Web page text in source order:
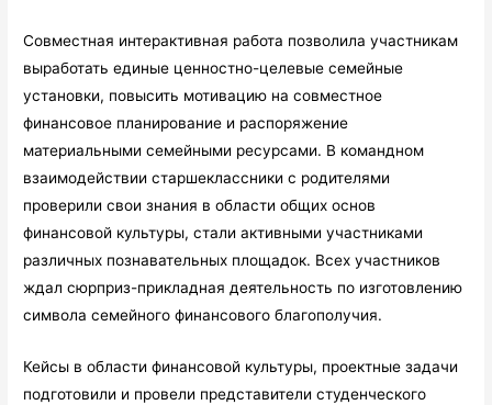
Совместная интерактивная работа позволила участникам
выработать единые ценностно-целевые семейные
установки, повысить мотивацию на совместное
финансовое планирование и распоряжение
материальными семейными ресурсами. В командном
взаимодействии старшеклассники с родителями
проверили свои знания в области общих основ
финансовой культуры, стали активными участниками
различных познавательных площадок. Всех участников
ждал сюрприз-прикладная деятельность по изготовлению
символа семейного финансового благополучия.
Кейсы в области финансовой культуры, проектные задачи
подготовили и провели представители студенческого